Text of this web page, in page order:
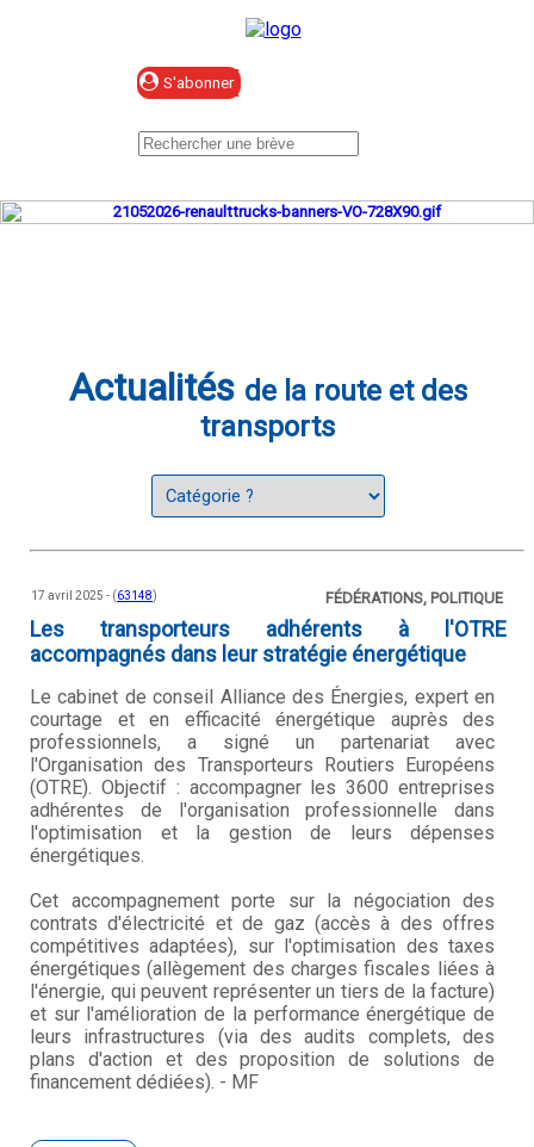
Actualités de la route et des
transports
17 avril 2025 - (63148) FÉDÉRATIONS, POLITIQUE
Les transporteurs adhérents à l'OTRE
accompagnés dans leur stratégie énergétique
Le cabinet de conseil Alliance des Énergies, expert en
courtage et en efficacité énergétique auprès des
professionnels, a signé un partenariat avec
l'Organisation des Transporteurs Routiers Européens
(OTRE). Objectif : accompagner les 3600 entreprises
adhérentes de l'organisation professionnelle dans
l'optimisation et la gestion de leurs dépenses
énergétiques.
Cet accompagnement porte sur la négociation des
contrats d'électricité et de gaz (accès à des offres
compétitives adaptées), sur l'optimisation des taxes
énergétiques (allègement des charges fiscales liées à
l'énergie, qui peuvent représenter un tiers de la facture)
et sur l'amélioration de la performance énergétique de
leurs infrastructures (via des audits complets, des
plans d'action et des proposition de solutions de
financement dédiées). - MF